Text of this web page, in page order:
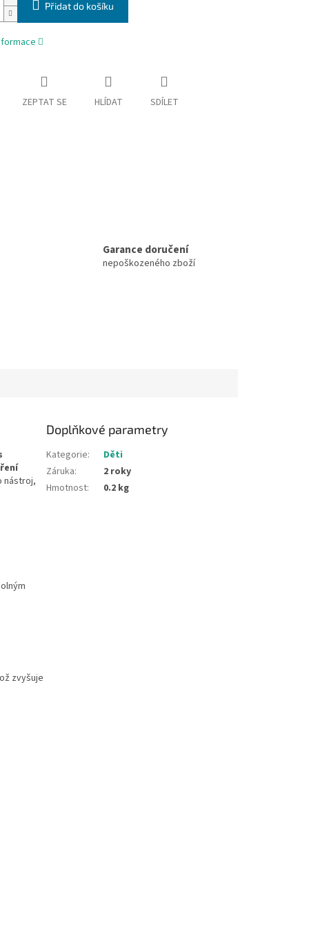
Přidat do košíku
ZEPTAT SE HLÍDAT SDÍLET
Garance doručení
nepoškozeného zboží
nástroj,
zvyšuje
Doplňkové parametry
Kategorie:
Děti
Záruka:
2 roky
Hmotnost: 0.2 kg